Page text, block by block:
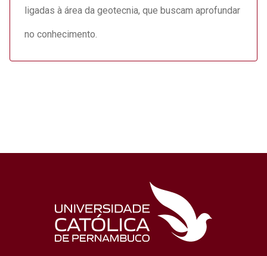
ligadas à área da geotecnia, que buscam aprofundar
no conhecimento.